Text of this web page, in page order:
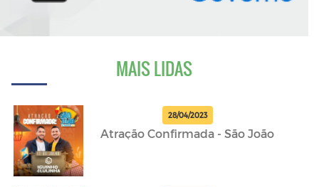
MAIS LIDAS
28/04/2023
Atração Confirmada - São João